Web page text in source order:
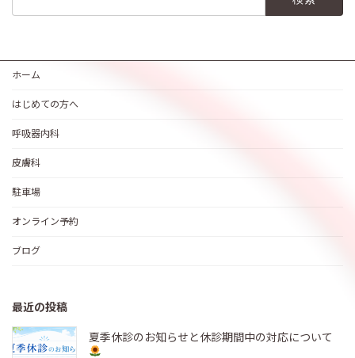
ホーム
はじめての方へ
呼吸器内科
皮膚科
駐車場
オンライン予約
ブログ
最近の投稿
夏季休診のお知らせと休診期間中の対応について